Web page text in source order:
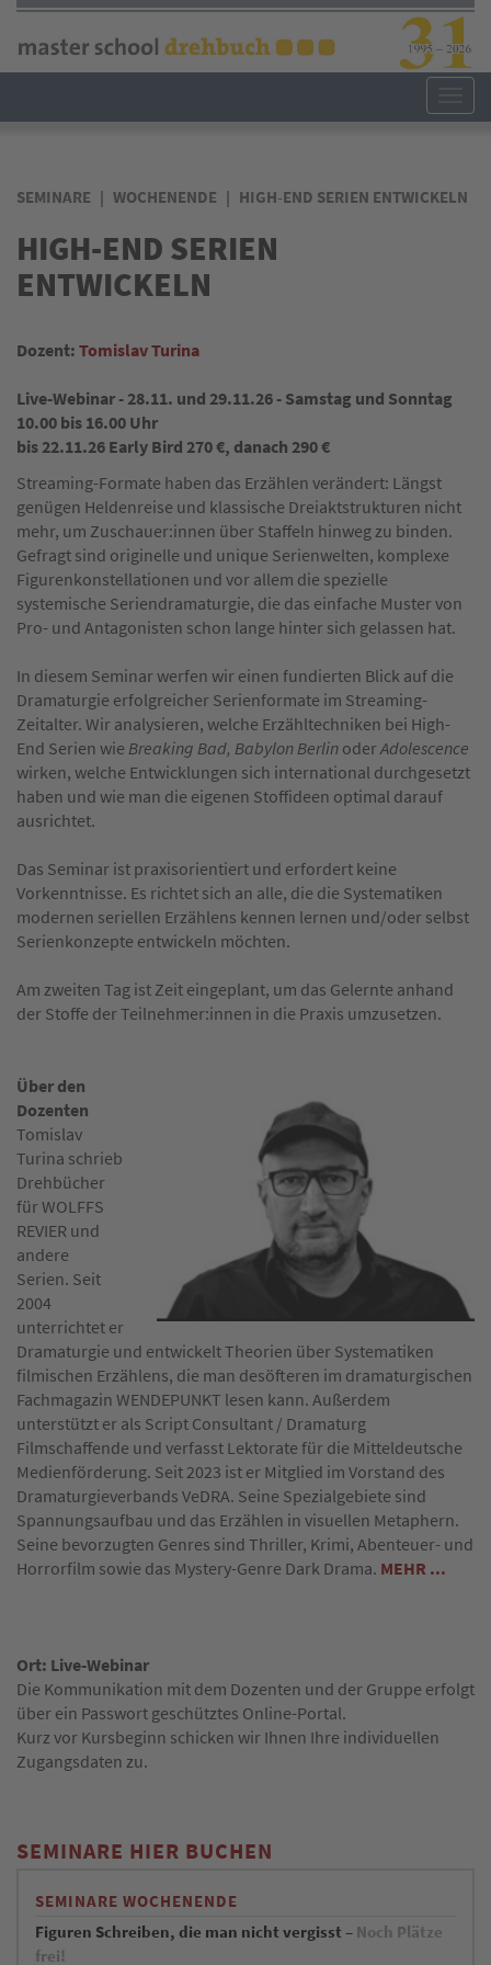
Direkt
Inhalt
SEMINARE WOCHENENDE HIGH-END SERIEN ENTWICKELN
HIGH-END SERIEN
ENTWICKELN
Dozent: Tomislav Turina
Live-Webinar - 28.11. und 29.11.26 - Samstag und Sonntag
10.00 bis 16.00 Uhr
bis 22.11.26 Early Bird 270 €, danach 290 €
Streaming-Formate haben das Erzählen verändert: Längst
genügen Heldenreise und klassische Dreiaktstrukturen nicht
mehr, um Zuschauer:innen über Staffeln hinweg zu binden.
Gefragt sind originelle und unique Serienwelten, komplexe
Figurenkonstellationen und vor allem die spezielle
systemische Seriendramaturgie, die das einfache Muster von
Pro- und Antagonisten schon lange hinter sich gelassen hat.
In diesem Seminar werfen wir einen fundierten Blick auf die
Dramaturgie erfolgreicher Serienformate im Streaming-
Zeitalter. Wir analysieren, welche Erzähltechniken bei High-
End Serien wie Breaking Bad, Babylon Berlin oderAdolescence
wirken, welche Entwicklungen sich international durchgesetzt
haben und wie man die eigenen Stoffideen optimal darauf
ausrichtet.
Das Seminar ist praxisorientiert und erfordert keine
Vorkenntnisse. Es richtet sich an alle, die die Systematiken
modernen seriellen Erzählens kennen lernen und/oder selbst
Serienkonzepte entwickeln möchten.
Am zweiten Tag ist Zeit eingeplant, um das Gelernte anhand
der Stoffe der Teilnehmer:innen in die Praxis umzusetzen.
Über den
Dozenten
Tomislav
Turina schrieb
Drehbücher
für WOLFFS
REVIER und
andere
Serien. Seit
2004
unterrichtet er
Dramaturgie und entwickelt Theorien über Systematiken
filmischen Erzählens, die man desöfteren im dramaturgischen
Fachmagazin WENDEPUNKT lesen kann. Außerdem
unterstützt er als Script Consultant / Dramaturg
Filmschaffende und verfasst Lektorate für die Mitteldeutsche
Medienförderung. Seit 2023 ist er Mitglied im Vorstand des
Dramaturgieverbands VeDRA. Seine Spezialgebiete sind
Spannungsaufbau und das Erzählen in visuellen Metaphern.
Seine bevorzugten Genres sind Thriller, Krimi, Abenteuer- und
Horrorfilm sowie das Mystery-Genre Dark Drama. MEHR ...
Ort: Live-Webinar
Die Kommunikation mit dem Dozenten und der Gruppe erfolgt
über ein Passwort geschütztes Online-Portal.
Kurz vor Kursbeginn schicken wir Ihnen Ihre individuellen
Zugangsdaten zu.
SEMINARE HIER BUCHEN
SEMINARE WOCHENENDE
Figuren Schreiben, die man nicht vergisst – Noch Plätze
frei!